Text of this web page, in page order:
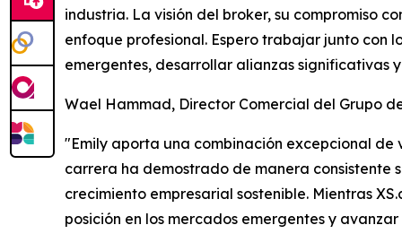
industria. La visión del broker, su compromiso
enfoque profesional. Espero trabajar junto con
emergentes, desarrollar alianzas
Wael Hammad, Director Comercial del Grupo
"Emily aporta una combinación excepcional de
carrera ha demostrado de manera consistente
crecimiento empresarial sostenible. Mientras
posición en los mercados emergentes y